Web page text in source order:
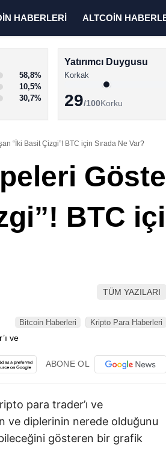
HABERLERİ ALTCOİN
58,8%
10,5%
30,7%
Yatırımcı Duygusu
Korkak
29/100Korku
“İki Basit Çizgi”! BTC için Sırada Ne Var?
BTC
TÜM YAZILARI
Bitcoin Haberleri Kripto Para Haberleri
ABONE OL
para trader’ı ve
ve diplerinin nerede olduğunu
gösteren bir grafik